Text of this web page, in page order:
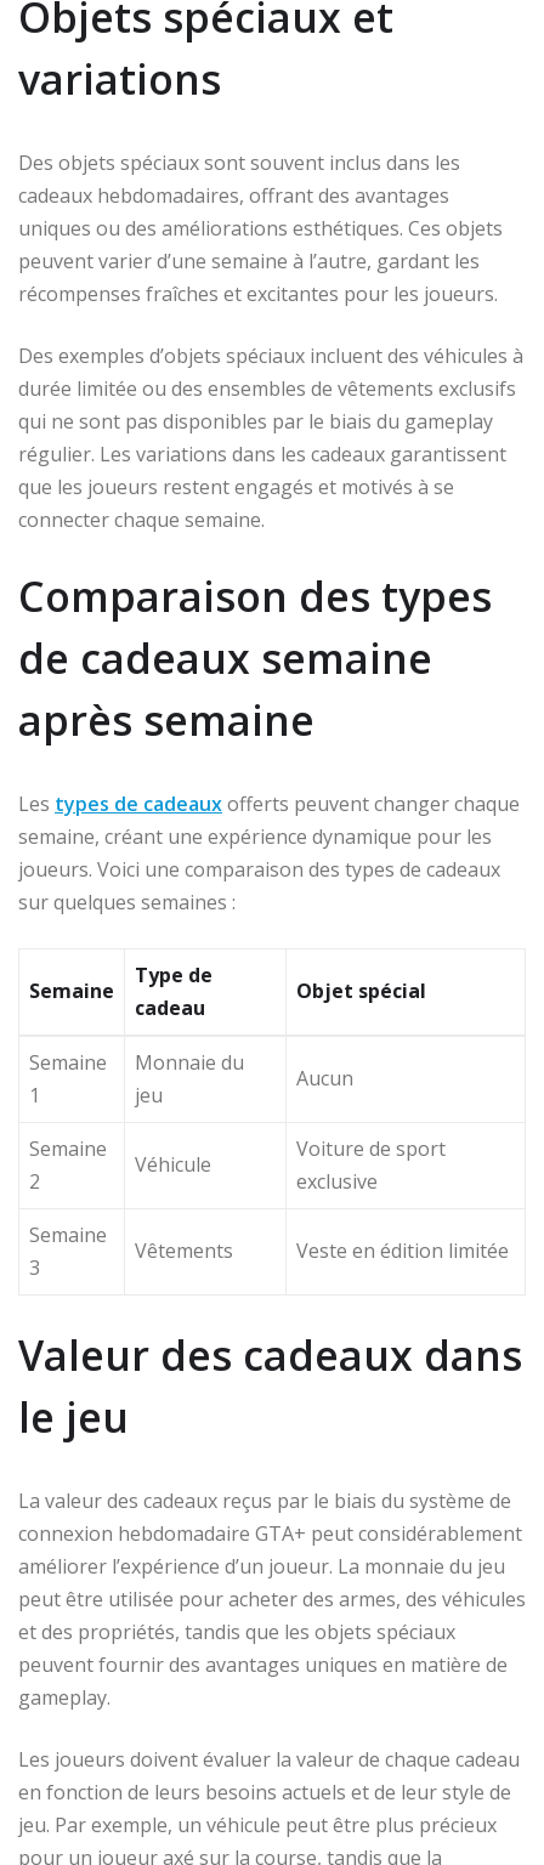
Objets spéciaux et
variations
Des objets spéciaux sont souvent inclus dans les
cadeaux hebdomadaires, offrant des avantages
uniques ou des améliorations esthétiques. Ces objets
peuvent varier d’une semaine à l’autre, gardant les
récompenses fraîches et excitantes pour les joueurs.
Des exemples d’objets spéciaux incluent des véhicules à
durée limitée ou des ensembles de vêtements exclusifs
qui ne sont pas disponibles par le biais du gameplay
régulier. Les variations dans les cadeaux garantissent
que les joueurs restent engagés et motivés à se
connecter chaque semaine.
Comparaison des types
de cadeaux semaine
après semaine
Les types de cadeauxofferts peuvent changer chaque
semaine, créant une expérience dynamique pour les
joueurs. Voici une comparaison des types de cadeaux
sur quelques semaines :
Semaine
Type de
cadeau
Objet spécial
Semaine
1
Monnaie du
jeu
Aucun
Semaine
2
Véhicule
Voiture de sport
exclusive
Semaine
3
Vêtements Veste en édition limitée
Valeur des cadeaux dans
le jeu
La valeur des cadeaux reçus par le biais du système de
connexion hebdomadaire GTA+ peut considérablement
améliorer l’expérience d’un joueur. La monnaie du jeu
peut être utilisée pour acheter des armes, des véhicules
et des propriétés, tandis que les objets spéciaux
peuvent fournir des avantages uniques en matière de
gameplay.
Les joueurs doivent évaluer la valeur de chaque cadeau
en fonction de leurs besoins actuels et de leur style de
jeu. Par exemple, un véhicule peut être plus précieux
pour un joueur axé sur la course, tandis que la